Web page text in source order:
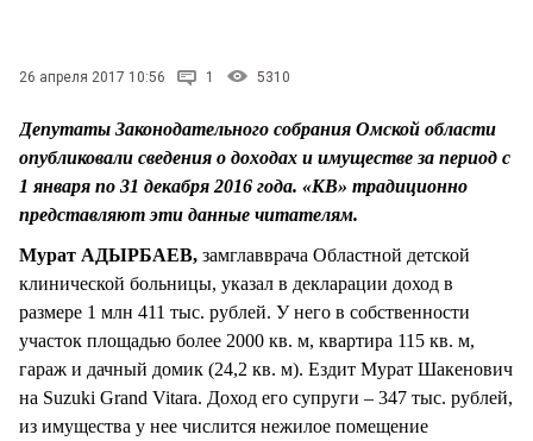
26 апреля 2017 10:56 1 5310
Депутаты Законодательного собрания Омской области
опубликовали сведения о доходах и имуществе за период с
1 января по 31 декабря 2016 года. «КВ» традиционно
представляют эти данные читателям.
Мурат АДЫРБАЕВ, замглавврача Областной детской
клинической больницы, указал в декларации доход в
размере 1 млн 411 тыс. рублей. У него в собственности
участок площадью более 2000 кв. м, квартира 115 кв. м,
гараж и дачный домик (24,2 кв. м). Ездит Мурат Шакенович
на Suzuki Grand Vitara. Доход его супруги – 347 тыс. рублей,
из имущества у нее числится нежилое помещение